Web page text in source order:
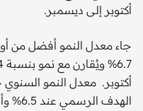
أكتوبر إلى ديسمبر.
جاء معدل النمو أفضل من
الهدف